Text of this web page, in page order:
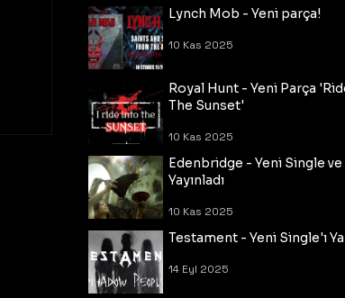
Lynch Mob - Yeni parça!
10 Kas 2025
Royal Hunt - Yeni Parça
The Sunset'
10 Kas 2025
Edenbridge - Yeni Single
Yayınladı
10 Kas 2025
Testament - Yeni Single'ı
14 Eyl 2025